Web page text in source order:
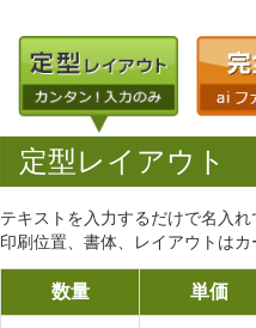
定型レイアウト
テキストを入力するだけで名入れ
印刷位置、書体、レイアウトはカ
数量 単価